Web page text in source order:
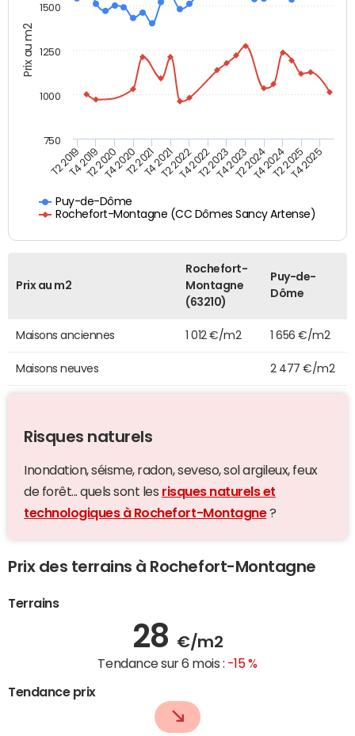
Prix au m2
Puy-de-Dôme
Rochefort-Montagne (CC Dômes Sancy Artense)
T2 2019T4 2019T2 2020T4 2020T2 2021T4 2021T2 2022T4 2022T2 2023T4 2023T2 2024T4 2024T2 2025T4 2025
1000
750
1250
1500
Prix au m2
Rochefort-
Montagne
(63210)
Puy-de-
Dôme
Maisons anciennes 1 012 €/m2 1 656 €/m2
Maisons neuves 2 477 €/m2
Risques naturels
Inondation, séisme, radon, seveso, sol argileux, feux
de forêt... quels sont les risques naturels et
technologiques à Rochefort-Montagne?
Prix des terrains à Rochefort-Montagne
Terrains
28 €/m2
Tendance sur 6 mois : -15 %
Tendance prix